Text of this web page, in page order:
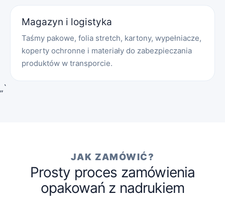
Magazyn i logistyka
Taśmy pakowe, folia stretch, kartony, wypełniacze,
koperty ochronne i materiały do zabezpieczania
produktów w transporcie.
„`
JAK ZAMÓWIĆ?
Prosty proces zamówienia
opakowań z nadrukiem